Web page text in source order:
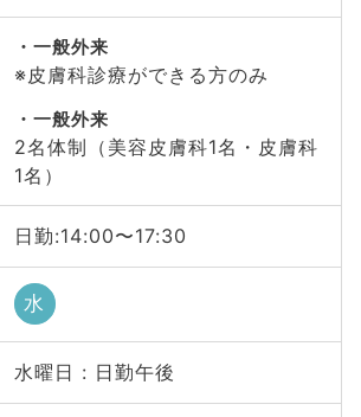
一般外来
※皮膚科診療ができる方のみ
一般外来
2名体制（美容皮膚科1名・皮膚科
1名）
日勤:14:00〜17:30
水
水曜日 : 日勤午後